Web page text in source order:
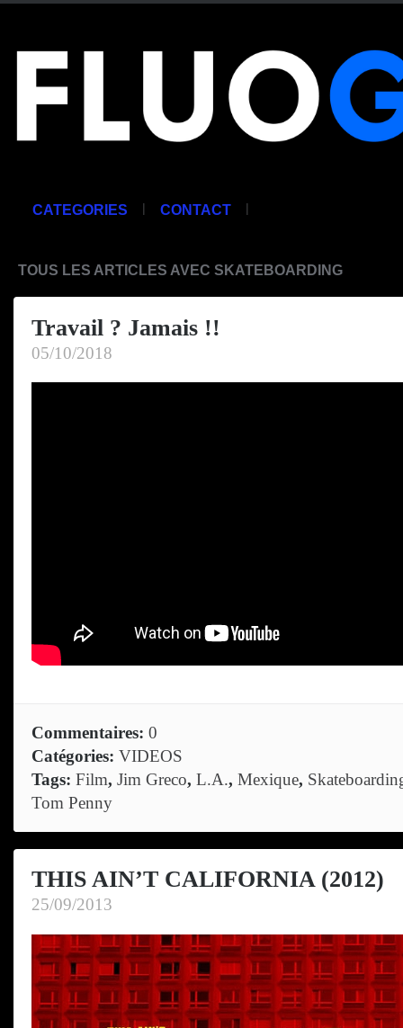
CATEGORIES | CONTACT |
TOUS LES ARTICLES AVEC SKATEBOARDING
Travail ? Jamais !!
05/10/2018
Commentaires: 0
Catégories: VIDEOS
Tags: Film, Jim Greco, L.A., Mexique,
Tom Penny
THIS AIN’T CALIFORNIA (2012)
25/09/2013